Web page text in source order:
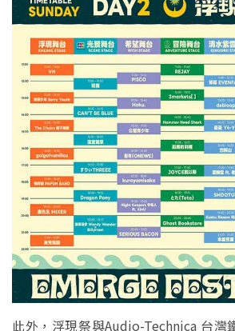
此外，浮現祭與Audio-Technica 台灣